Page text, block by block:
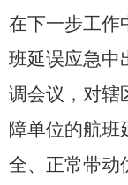
在下一步工作
班延误应急中
调会议，对辖
障单位的航班
全、正常带动